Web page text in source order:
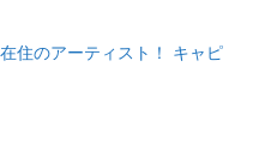
住のアーティスト！ キャピ